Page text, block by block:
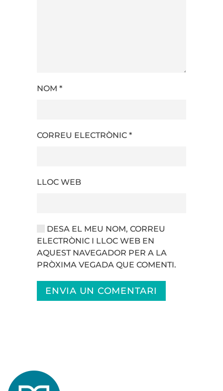
NOM *
CORREU ELECTRÒNIC *
LLOC WEB
DESA EL MEU NOM, CORREU
ELECTRÒNIC I LLOC WEB EN
AQUEST NAVEGADOR PER A LA
PRÒXIMA VEGADA QUE COMENTI.
ENVIA UN COMENTARI